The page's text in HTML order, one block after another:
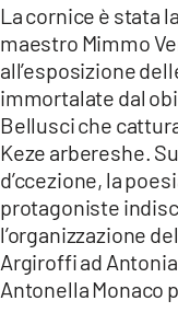
LACPLAY.IT
LACTV.IT
LACONAIR.IT
LACITYMAG.IT
ILREGGINO.IT
ILVIBONESE.IT
La cornice è stata
maestro Mimmo
all’esposizione
immortalate dal
Bellusci che
Keze arbereshe.
d’ccezione, la
protagoniste
l’organizzazione
Argiroffi ad
Antonella Monaco